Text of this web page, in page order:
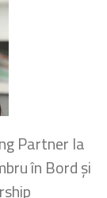
Partner la
în Bord și